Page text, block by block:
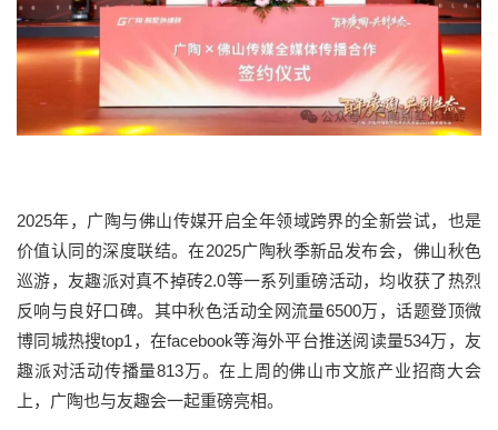
2025年，广陶与佛山传媒开启全年领域跨界的全新尝试，也是
价值认同的深度联结。在2025广陶秋季新品发布会，佛山秋色
巡游，友趣派对真不掉砖2.0等一系列重磅活动，均收获了热烈
反响与良好口碑。其中秋色活动全网流量6500万，话题登顶微
博同城热搜top1，在facebook等海外平台推送阅读量534万，友
趣派对活动传播量813万。在上周的佛山市文旅产业招商大会
上，广陶也与友趣会一起重磅亮相。